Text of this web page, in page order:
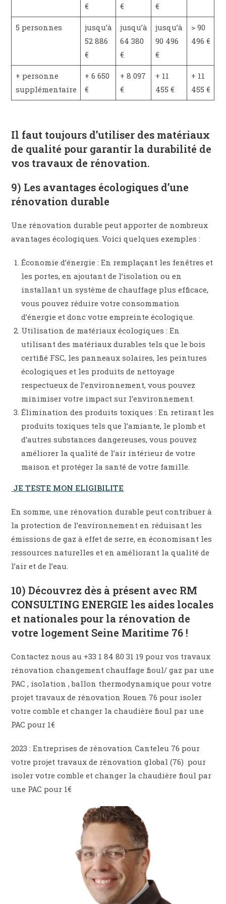
€
€
€
5 personnes
jusqu’à
52 886
€
jusqu’à
64 380
€
jusqu’à
90 496
€
> 90
496 €
+ personne
supplémentaire
+ 6 650
€
+ 8 097
€
+ 11
455 €
+ 11
455 €
Il faut toujours d’utiliser des matériaux
de qualité pour garantir la durabilité de
vos travaux de rénovation.
9) Les avantages écologiques d’une
rénovation durable
Une rénovation durable peut apporter de nombreux
avantages écologiques. Voici quelques exemples :
Économie d’énergie : En remplaçant les fenêtres et
les portes, en ajoutant de l’isolation ou en
installant un système de chauffage plus efficace,
vous pouvez réduire votre consommation
d’énergie et donc votre empreinte écologique.
Utilisation de matériaux écologiques : En
utilisant des matériaux durables tels que le bois
certifié FSC, les panneaux solaires, les peintures
écologiques et les produits de nettoyage
respectueux de l’environnement, vous pouvez
minimiser votre impact sur l’environnement.
Élimination des produits toxiques : En retirant les
produits toxiques tels que l’amiante, le plomb et
d’autres substances dangereuses, vous pouvez
améliorer la qualité de l’air intérieur de votre
maison et protéger la santé de votre famille.
JE TESTE MON ELIGIBILITE
En somme, une rénovation durable peut contribuer à
la protection de l’environnement en réduisant les
émissions de gaz à effet de serre, en économisant les
ressources naturelles et en améliorant la qualité de
l’air et de l’eau.
10) Découvrez dès à présent avec RM
CONSULTING ENERGIE les aides locales
et nationales pour la rénovation de
votre logement Seine Maritime 76 !
Contactez nous au +33 1 84 80 31 19 pour vos travaux
rénovation changement chauffage fioul/ gaz par une
PAC , isolation , ballon thermodynamique pour votre
projet travaux de rénovation Rouen 76 pour isoler
votre comble et changer la chaudière fioul par une
PAC pour 1€
2023 : Entreprises de rénovation Canteleu 76 pour
votre projet travaux de rénovation global (76) pour
isoler votre comble et changer la chaudière fioul par
une PAC pour 1€